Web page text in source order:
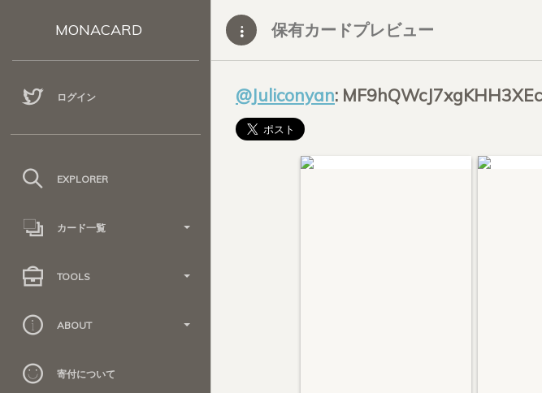
MONACARD
ログイン
EXPLORER
カード一覧
TOOLS
ABOUT
寄付について
保有カードプレビュー
@Juliconyan: